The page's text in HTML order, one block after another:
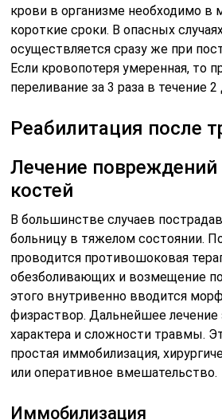
крови в организме необходимо в
короткие сроки. В опасных
осуществляется сразу же при
Если кровопотеря умеренная, то
переливание за 3 раза в течение 2
Реабилитация после
Лечение
костей
В большинстве случаев
больницу в тяжелом состоянии.
проводится противошоковая
обезболивающих и возмещение
этого внутривенно вводится
физраствор. Дальнейшее лечение
характера и сложности травмы.
простая иммобилизация,
или оперативное вмешательство.
Иммобилизация